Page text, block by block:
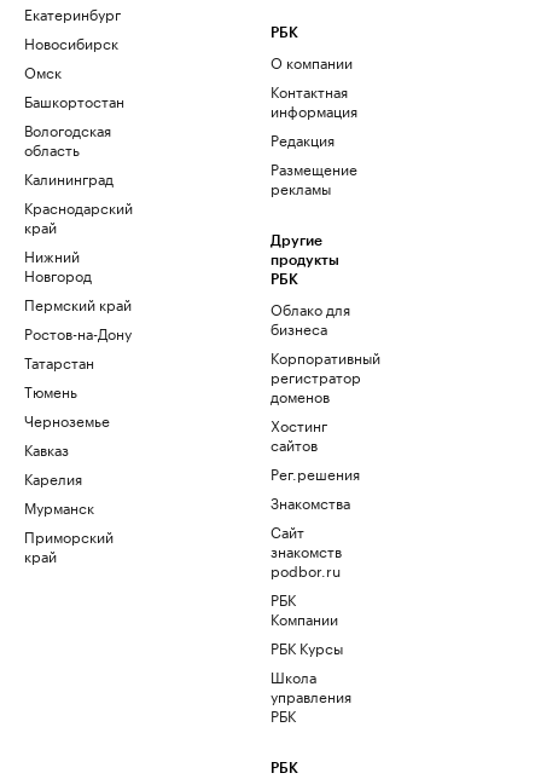
Екатеринбург
Новосибирск
Омск
Башкортостан
Вологодская
область
Калининград
Краснодарский
край
Нижний
Новгород
Пермский край
Ростов-на-Дону
Татарстан
Тюмень
Черноземье
Кавказ
Карелия
Мурманск
Приморский
край
РБК
О компании
Контактная
информация
Редакция
Размещение
рекламы
Другие
продукты
РБК
Облако для
бизнеса
Корпоративный
регистратор
доменов
Хостинг
сайтов
Рег.решения
Знакомства
Сайт
знакомств
podbor.ru
РБК
Компании
РБК Курсы
Школа
управления
РБК
РБК